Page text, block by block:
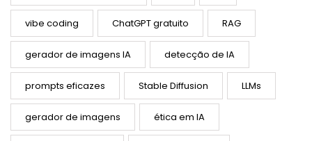
vibe coding ChatGPT gratuito RAG
gerador de imagens IA detecção de IA
prompts eficazes Stable Diffusion LLMs
gerador de imagens ética em IA